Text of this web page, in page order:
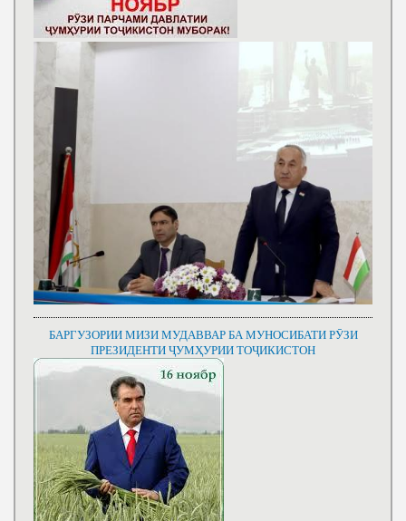
БАРГУЗОРИИ МИЗИ МУДАВВАР БА МУНОСИБАТИ РӮЗИ
ПРЕЗИДЕНТИ ҶУМҲУРИИ ТОҶИКИСТОН